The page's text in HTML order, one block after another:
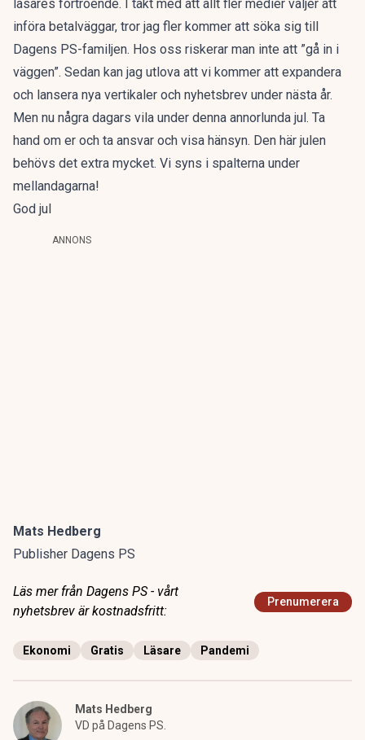
läsares förtroende. I takt med att allt fler medier väljer att
införa betalväggar, tror jag fler kommer att söka sig till
Dagens PS-familjen. Hos oss riskerar man inte att ”gå in i
väggen”. Sedan kan jag utlova att vi kommer att expandera
och lansera nya vertikaler och nyhetsbrev under nästa år.
Men nu några dagars vila under denna annorlunda jul. Ta
hand om er och ta ansvar och visa hänsyn. Den här julen
behövs det extra mycket. Vi syns i spalterna under
mellandagarna!
God jul
ANNONS
Mats Hedberg
Publisher Dagens PS
Läs mer från Dagens PS - vårt
nyhetsbrev är kostnadsfritt:
Prenumerera
Ekonomi Gratis Läsare Pandemi
Mats Hedberg
VD på Dagens PS.